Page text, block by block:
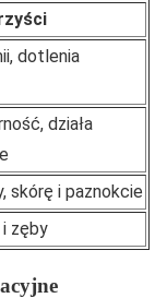
dotlenia
działa
skórę i paznokcie
zęby